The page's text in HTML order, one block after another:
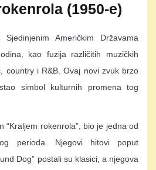
(1950-e)
Američkim Državama
kao fuzija različitih muzičkih
country i R&B. Ovaj novi zvuk brzo
simbol kulturnih promena tog
“Kraljem rokenrola”, bio je jedna od
perioda. Njegovi hitovi poput
Dog” postali su klasici, a njegova